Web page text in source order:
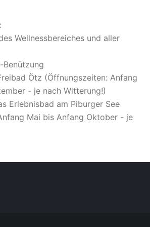
Wellnessbereiches und aller
Benützung
Ötz (Öffnungszeiten: Anfang
- je nach Witterung!)
Erlebnisbad am Piburger See
Mai bis Anfang Oktober - je